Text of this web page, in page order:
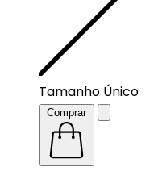
Tamanho Único
Comprar